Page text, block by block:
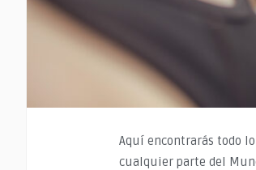
Aquí encontrarás todo
cualquier parte del